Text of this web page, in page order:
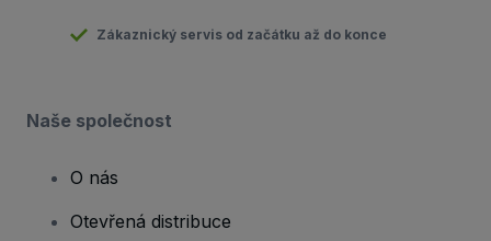
Zákaznický servis od začátku až do konce
Naše společnost
O nás
Otevřená distribuce